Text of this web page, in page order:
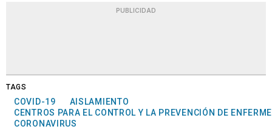
PUBLICIDAD
TAGS
COVID-19
AISLAMIENTO
CENTROS PARA EL CONTROL Y LA PREVENCIÓN DE
CORONAVIRUS